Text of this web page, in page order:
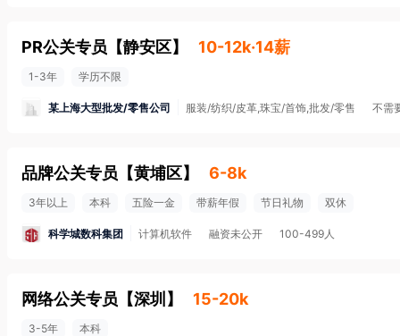
PR公关专员 【静安区】 10-12k·14薪
1-3年 学历不限
某上海大型批发/零售公司 服装/纺织/皮革,珠宝/首饰,批发/零售 不需
品牌公关专员 【黄埔区】 6-8k
3年以上 本科 五险一金 带薪年假 节日礼物 双休
科学城数科集团 计算机软件 融资未公开 100-499人
网络公关专员 【深圳 】 15-20k
3-5年 本科